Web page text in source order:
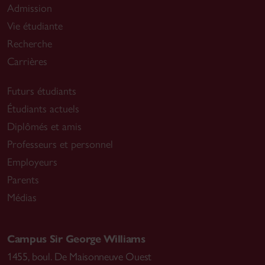
Admission
Vie étudiante
Recherche
Carrières
Futurs étudiants
Étudiants actuels
Diplômés et amis
Professeurs et personnel
Employeurs
Parents
Médias
Campus Sir George Williams
1455, boul. De Maisonneuve Ouest